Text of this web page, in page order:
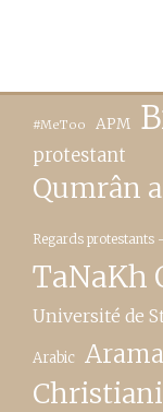
#MeToo APM
protestant
Qumrân
Regards protestants
TaNaKh
Université de
Arabic